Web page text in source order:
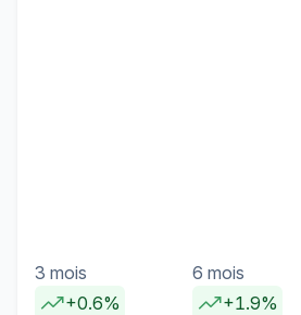
3 mois
+0.6%
6 mois
+1.9%